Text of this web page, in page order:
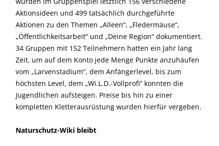
Aktionsideen und 499 tatsächlich durchgeführte
Aktionen zu den Themen „Alleen“, „Fledermäuse“,
„Öffentlichkeitsarbeit“ und „Deine Region“ dokumentiert.
34 Gruppen mit 152 Teilnehmern hatten ein Jahr lang
Zeit, um auf dem Konto jede Menge Punkte anzuhäufen
vom „Larvenstadium“, dem Anfängerlevel, bis zum
höchsten Level, dem „Wi.L.D.-Vollprofi“ konnten die
Jugendlichen aufsteigen. Preise bis hin zu einer
kompletten Kletterausrüstung wurden hierfür vergeben.
Naturschutz-Wiki bleibt